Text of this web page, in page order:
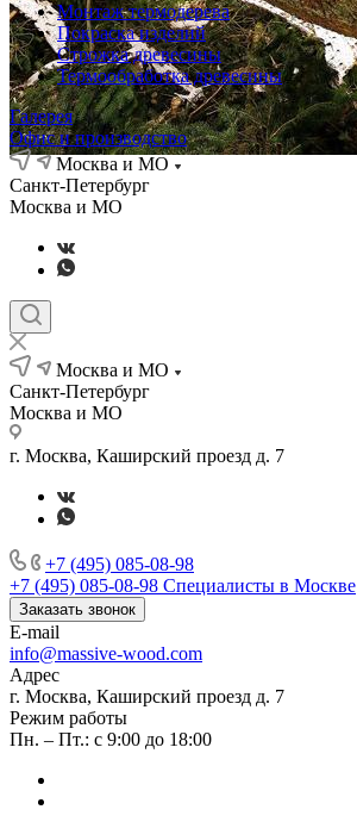
Монтаж термодерева
Покраска изделий
Строжка древесины
Термообработка древесины
Галерея
Офис и производство
Москва и МО
Санкт-Петербург
Москва и МО
Москва и МО
Санкт-Петербург
Москва и МО
г. Москва, Каширский проезд д. 7
+7 (495) 085-08-98
+7 (495) 085-08-98 Специалисты в Москве
Заказать звонок
E-mail
info@massive-wood.com
Адрес
г. Москва, Каширский проезд д. 7
Режим работы
Пн. – Пт.: с 9:00 до 18:00